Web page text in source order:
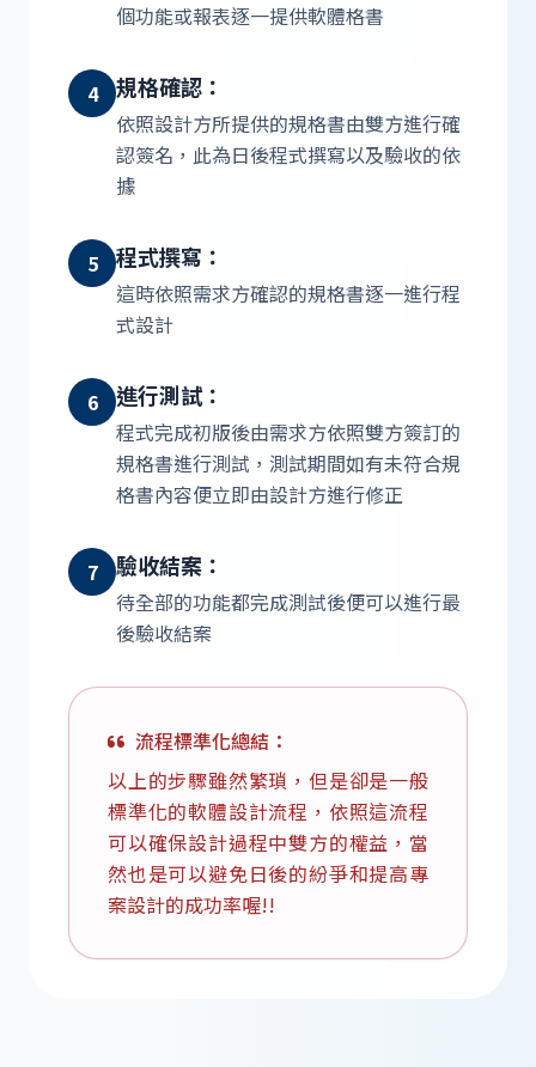
個功能或報表逐一提供軟體格書
4 規格確認：
依照設計方所提供的規格書由雙方進行確
認簽名，此為日後程式撰寫以及驗收的依
據
5 程式撰寫：
這時依照需求方確認的規格書逐一進行程
式設計
6 進行測試：
程式完成初版後由需求方依照雙方簽訂的
規格書進行測試，測試期間如有未符合規
格書內容便立即由設計方進行修正
7 驗收結案：
待全部的功能都完成測試後便可以進行最
後驗收結案
流程標準化總結：
以上的步驟雖然繁瑣，但是卻是一般
標準化的軟體設計流程，依照這流程
可以確保設計過程中雙方的權益，當
然也是可以避免日後的紛爭和提高專
案設計的成功率喔!!